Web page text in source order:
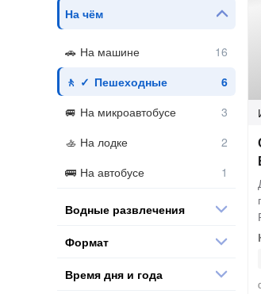
На чём
На машине
Пешеходные
На микроавтобусе
На лодке
На автобусе
Водные развлечения
Формат
Время дня и года